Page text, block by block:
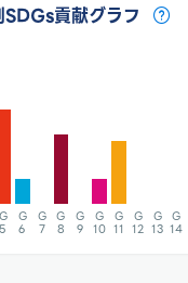
SDGs貢献グラフ
G
5
G
6
G
7
G
8
G
9
G
10
G
11
G
12
G
13
G
14